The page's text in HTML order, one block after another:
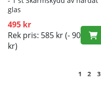
glas
495 kr
Rek pris: 585 kr(- 90
kr)
1 2 3